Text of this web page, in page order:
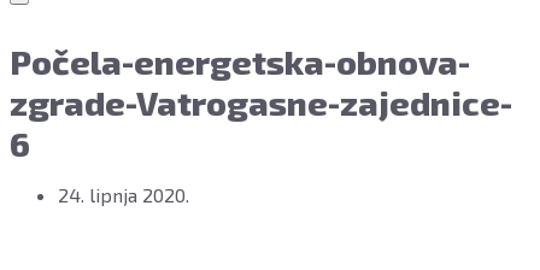
Počela-energetska-obnova-
zgrade-Vatrogasne-zajednice-
6
24. lipnja 2020.